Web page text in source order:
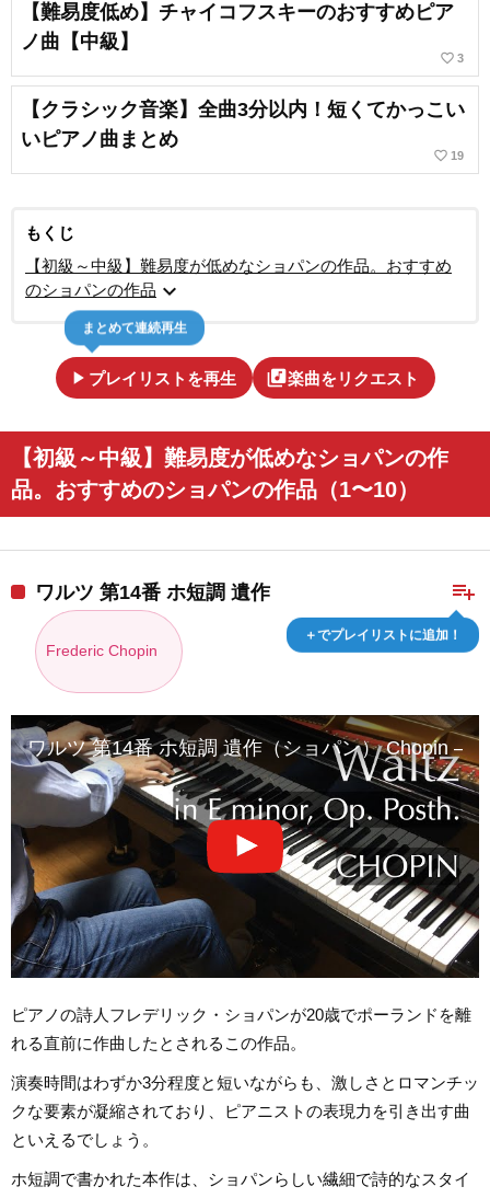
【難易度低め】チャイコフスキーのおすすめピア
ノ曲【中級】
favorite_border 3
【クラシック音楽】全曲3分以内！短くてかっこい
いピアノ曲まとめ
favorite_border 19
もくじ
【初級～中級】難易度が低めなショパンの作品。おすすめ
のショパンの作品 expand_more
play_arrow プレイリストを再生
まとめて連続再生
library_music楽曲をリクエスト
【初級～中級】難易度が低めなショパンの作
品。おすすめのショパンの作品（1〜10）
playlist_add
＋でプレイリストに追加！
ワルツ 第14番 ホ短調 遺作
Frederic Chopin
ワルツ 第14番 ホ短調 遺作（ショパン） Chopin –
ピアノの詩人フレデリック・ショパンが20歳でポーランドを離
れる直前に作曲したとされるこの作品。
演奏時間はわずか3分程度と短いながらも、激しさとロマンチッ
クな要素が凝縮されており、ピアニストの表現力を引き出す曲
といえるでしょう。
ホ短調で書かれた本作は、ショパンらしい繊細で詩的なスタイ